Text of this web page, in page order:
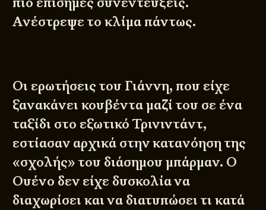
Ανέστρεψε το κλίμα πάντως.
Οι ερωτήσεις του Γιάννη, που είχε
ξανακάνει κουβέντα μαζί του σε ένα
ταξίδι στο εξωτικό Τρινιντάντ,
εστίασαν αρχικά στην κατανόηση της
«σχολής» του διάσημου μπάρμαν. Ο
Ουένο δεν είχε δυσκολία να
διαχωρίσει και να διατυπώσει τι κατά